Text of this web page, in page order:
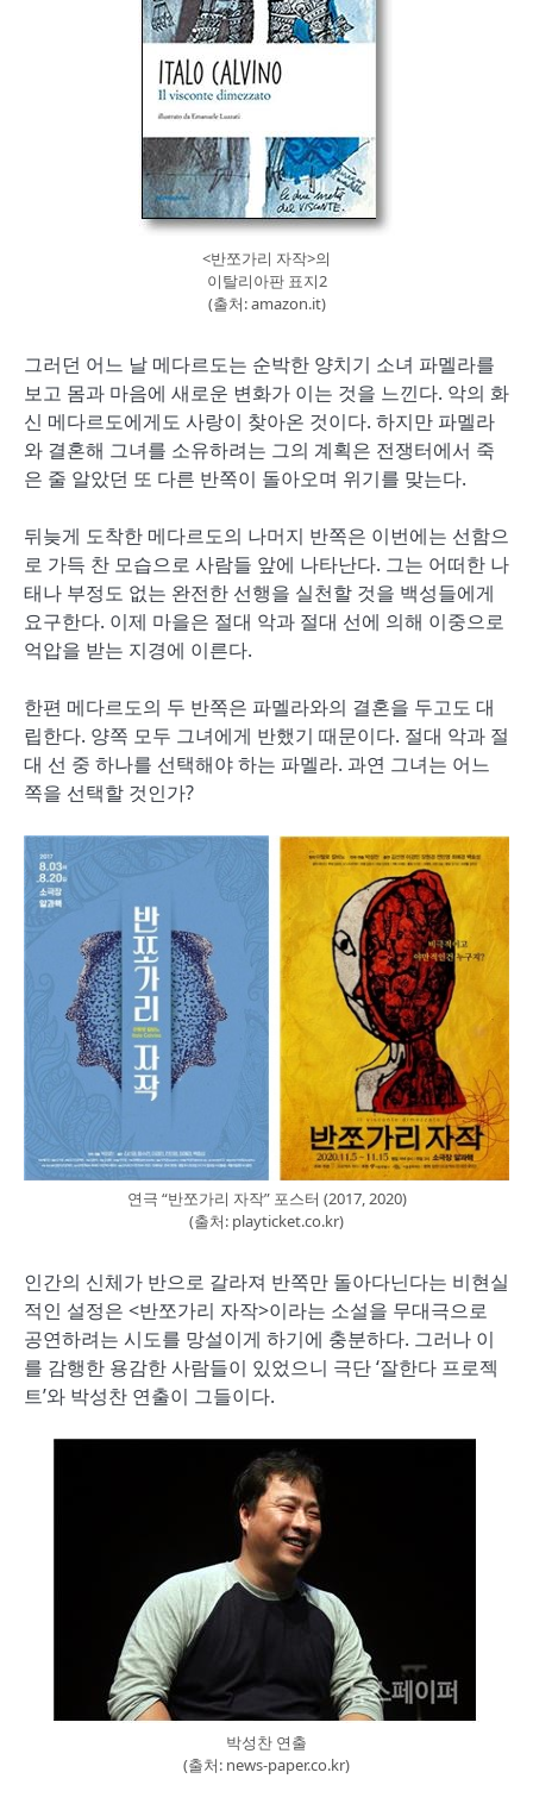
<반쪼가리 자작>의
이탈리아판 표지2
(출처: amazon.it)
그러던 어느 날 메다르도는 순박한 양치기 소녀 파멜라를
보고 몸과 마음에 새로운 변화가 이는 것을 느낀다. 악의 화
신 메다르도에게도 사랑이 찾아온 것이다. 하지만 파멜라
와 결혼해 그녀를 소유하려는 그의 계획은 전쟁터에서 죽
은 줄 알았던 또 다른 반쪽이 돌아오며 위기를 맞는다.
뒤늦게 도착한 메다르도의 나머지 반쪽은 이번에는 선함으
로 가득 찬 모습으로 사람들 앞에 나타난다. 그는 어떠한 나
태나 부정도 없는 완전한 선행을 실천할 것을 백성들에게
요구한다. 이제 마을은 절대 악과 절대 선에 의해 이중으로
억압을 받는 지경에 이른다.
한편 메다르도의 두 반쪽은 파멜라와의 결혼을 두고도 대
립한다. 양쪽 모두 그녀에게 반했기 때문이다. 절대 악과 절
대 선 중 하나를 선택해야 하는 파멜라. 과연 그녀는 어느
쪽을 선택할 것인가?
연극 “반쪼가리 자작” 포스터 (2017, 2020)
(출처: playticket.co.kr)
인간의 신체가 반으로 갈라져 반쪽만 돌아다닌다는 비현실
적인 설정은 <반쪼가리 자작>이라는 소설을 무대극으로
공연하려는 시도를 망설이게 하기에 충분하다. 그러나 이
를 감행한 용감한 사람들이 있었으니 극단 ‘잘한다 프로젝
트’와 박성찬 연출이 그들이다.
박성찬 연출
(출처: news-paper.co.kr)